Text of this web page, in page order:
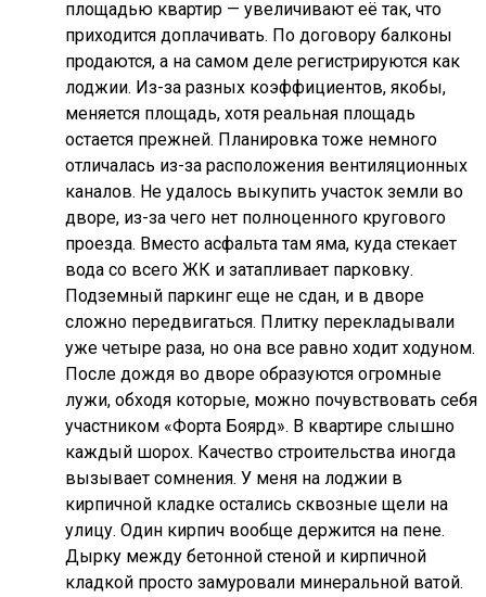
площадью квартир — увеличивают её так, что
приходится доплачивать. По договору балконы
продаются, а на самом деле регистрируются как
лоджии. Из-за разных коэффициентов, якобы,
меняется площадь, хотя реальная площадь
остается прежней. Планировка тоже немного
отличалась из-за расположения вентиляционных
каналов. Не удалось выкупить участок земли во
дворе, из-за чего нет полноценного кругового
проезда. Вместо асфальта там яма, куда стекает
вода со всего ЖК и затапливает парковку.
Подземный паркинг еще не сдан, и в дворе
сложно передвигаться. Плитку перекладывали
уже четыре раза, но она все равно ходит ходуном.
После дождя во дворе образуются огромные
лужи, обходя которые, можно почувствовать себя
участником «Форта Боярд». В квартире слышно
каждый шорох. Качество строительства иногда
вызывает сомнения. У меня на лоджии в
кирпичной кладке остались сквозные щели на
улицу. Один кирпич вообще держится на пене.
Дырку между бетонной стеной и кирпичной
кладкой просто замуровали минеральной ватой.